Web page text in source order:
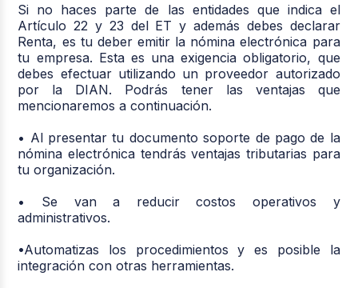
Si no haces parte de las entidades que indica el
Artículo 22 y 23 del ET y además debes declarar
Renta, es tu deber emitir la nómina electrónica para
tu empresa. Esta es una exigencia obligatorio, que
debes efectuar utilizando un proveedor autorizado
por la DIAN. Podrás tener las ventajas que
mencionaremos a continuación.
• Al presentar tu documento soporte de pago de la
nómina electrónica tendrás ventajas tributarias para
tu organización.
• Se van a reducir costos operativos y
administrativos.
•Automatizas los procedimientos y es posible la
integración con otras herramientas.